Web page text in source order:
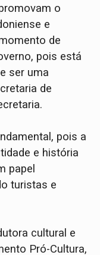
o
e
de
pois está
ser uma
de
pois a
e história
papel
turistas e
cultural e
Pró-Cultura,